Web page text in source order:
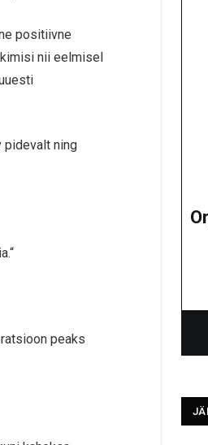
positiivne
nii eelmisel
pidevalt ning
peaks